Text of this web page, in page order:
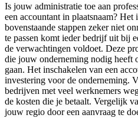
Is jouw administratie toe aan
een accountant in plaatsnaam?
bovenstaande stappen zeker niet
te passen komt ieder bedrijf uit bij
de verwachtingen voldoet. Deze
die jouw onderneming nodig heeft
gaan. Het inschakelen van een
investering voor de onderneming.
bedrijven met veel werknemers
de kosten die je betaalt. Vergelijk
jouw regio door een aanvraag te